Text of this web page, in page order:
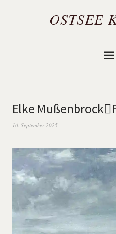
OSTSEE
Elke
10. September 2025